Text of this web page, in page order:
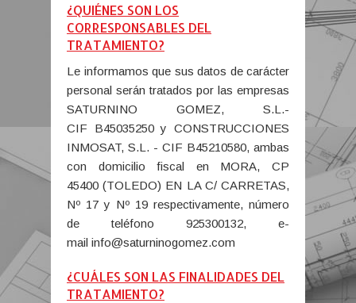
¿QUIÉNES SON LOS
CORRESPONSABLES DEL
TRATAMIENTO?
Le informamos que sus datos de carácter
personal serán tratados por las empresas
SATURNINO GOMEZ, S.L.-
CIF B45035250 y CONSTRUCCIONES
INMOSAT, S.L. - CIF B45210580, ambas
con domicilio fiscal en MORA, CP
45400 (TOLEDO) EN LA C/ CARRETAS,
Nº 17 y Nº 19 respectivamente, número
de teléfono 925300132, e-
mail info@saturninogomez.com
¿CUÁLES SON LAS FINALIDADES DEL
TRATAMIENTO?